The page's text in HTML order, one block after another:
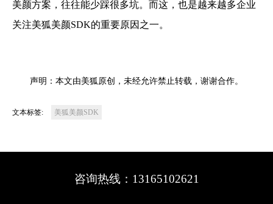
美颜方案，往往能少踩很多坑。而这，也是越来越多企业
关注美狐美颜SDK的重要原因之一。
声明：本文由美狐原创，未经允许禁止转载，谢谢合作。
文本标签: 美狐美颜SDK
咨询热线：13165102621